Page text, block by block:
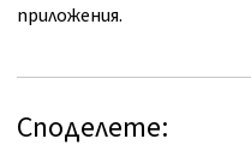
приложения.
Споделете: